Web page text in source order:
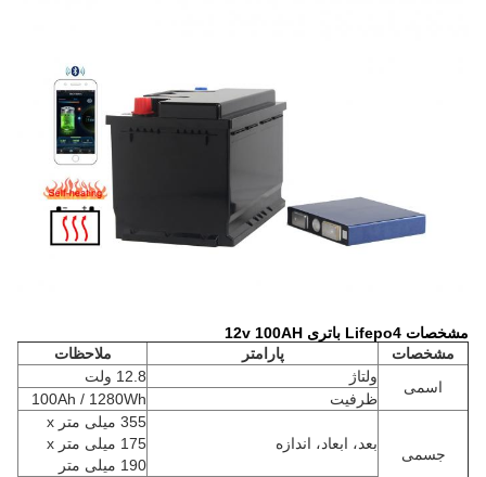
مشخصات Lifepo4 باتری 12v 100AH
مشخصات
پارامتر
ملاحظات
اسمی
ولتاژ
12.8 ولت
ظرفیت
100Ah / 1280Wh
جسمی
بعد، ابعاد، اندازه
355 میلی متر x
175 میلی متر x
190 میلی متر